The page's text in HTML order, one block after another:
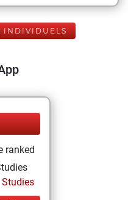
INDIVIDUELS
ranked
Studies